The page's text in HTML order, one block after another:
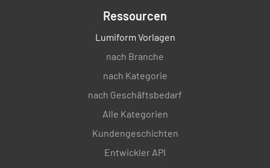
Ressourcen
Lumiform Vorlagen
nach Branche
nach Kategorie
nach Geschäftsbedarf
Alle Kategorien
Kundengeschichten
Entwickler API